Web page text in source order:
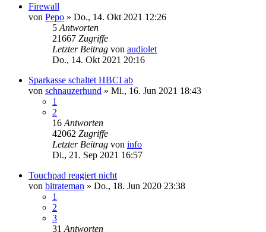
Firewall
von Pepo » Do., 14. Okt 2021 12:26
5 Antworten
21667 Zugriffe
Letzter Beitrag von audiolet
Do., 14. Okt 2021 20:16
Sparkasse schaltet HBCI ab
von schnauzerhund » Mi., 16. Jun 2021 18:43
1
2
16 Antworten
42062 Zugriffe
Letzter Beitrag von info
Di., 21. Sep 2021 16:57
Touchpad reagiert nicht
von bitrateman » Do., 18. Jun 2020 23:38
1
2
3
31 Antworten